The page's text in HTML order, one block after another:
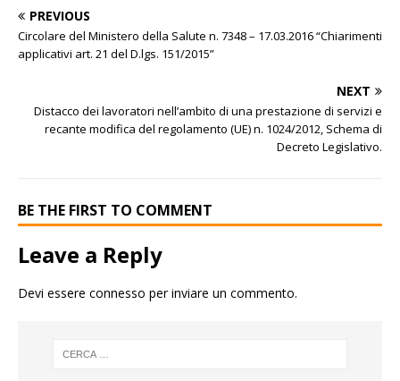
PREVIOUS
Circolare del Ministero della Salute n. 7348 – 17.03.2016 “Chiarimenti
applicativi art. 21 del D.lgs. 151/2015”
NEXT
Distacco dei lavoratori nell’ambito di una prestazione di servizi e
recante modifica del regolamento (UE) n. 1024/2012, Schema di
Decreto Legislativo.
BE THE FIRST TO COMMENT
Leave a Reply
Devi essere connesso per inviare un commento.